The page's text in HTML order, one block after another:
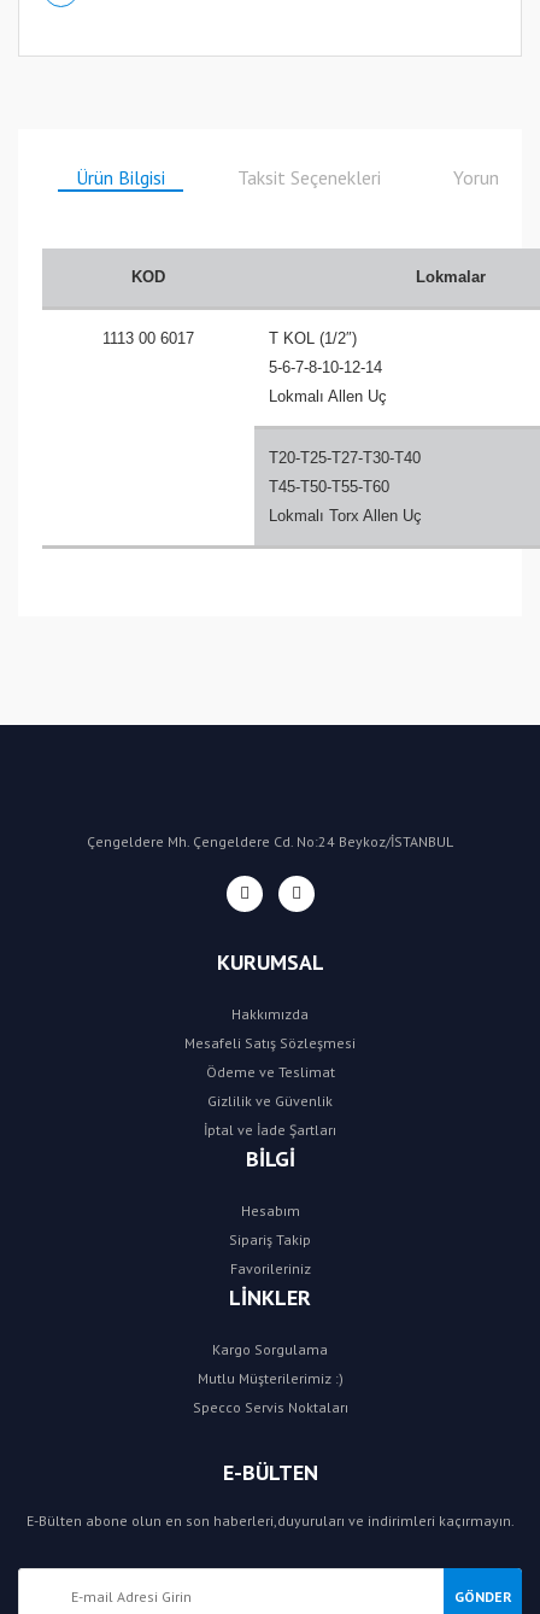
Ürün Bilgisi Taksit Seçenekleri Yorumlar
KOD Lokmalar
1113 00 6017
T KOL (1/2″)
5-6-7-8-10-12-14
Lokmalı Allen Uç
T20-T25-T27-T30-T40
T45-T50-T55-T60
Lokmalı Torx Allen Uç
Çengeldere Mh. Çengeldere Cd. No:24 Beykoz/İSTANBUL
KURUMSAL
Hakkımızda
Mesafeli Satış Sözleşmesi
Ödeme ve Teslimat
Gizlilik ve Güvenlik
İptal ve İade Şartları
BİLGİ
Hesabım
Sipariş Takip
Favorileriniz
LİNKLER
Kargo Sorgulama
Mutlu Müşterilerimiz :)
Specco Servis Noktaları
E-BÜLTEN
E-Bülten abone olun en son haberleri,duyuruları ve indirimleri kaçırmayın.
GÖNDER